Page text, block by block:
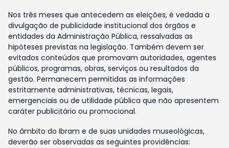
Nos três meses que antecedem as eleições, é vedada a
divulgação de publicidade institucional dos órgãos e
entidades da Administração Pública, ressalvadas as
hipóteses previstas na legislação. Também devem ser
evitados conteúdos que promovam autoridades, agentes
públicos, programas, obras, serviços ou resultados da
gestão. Permanecem permitidas as informações
estritamente administrativas, técnicas, legais,
emergenciais ou de utilidade pública que não apresentem
caráter publicitário ou promocional.
No âmbito do Ibram e de suas unidades museológicas,
deverão ser observadas as seguintes providências: